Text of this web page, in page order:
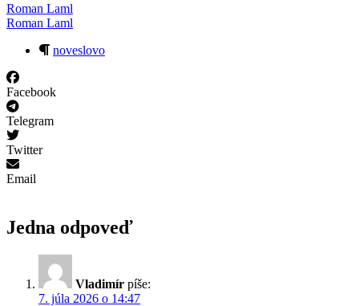
Roman Laml
Roman Laml
noveslovo
Facebook
Telegram
Twitter
Email
Jedna odpoveď
Vladimír píše:
7. júla 2026 o 14:47